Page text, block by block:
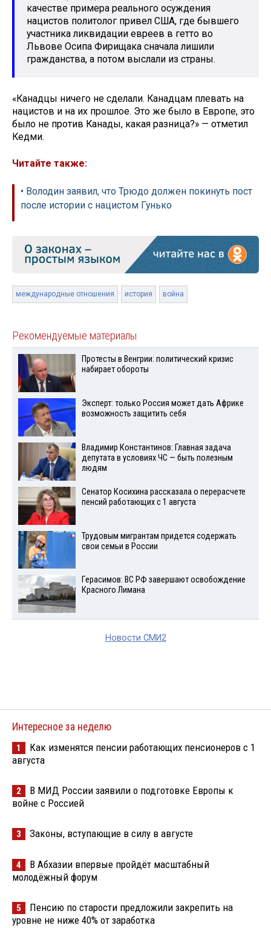
качестве примера реального осуждения
нацистов политолог привел США, где бывшего
участника ликвидации евреев в гетто во
Львове Осипа Фирищака сначала лишили
гражданства, а потом выслали из страны.
«Канадцы ничего не сделали. Канадцам плевать на
нацистов и на их прошлое. Это же было в Европе, это
было не против Канады, какая разница?» — отметил
Кедми.
Читайте также:
• Володин заявил, что Трюдо должен покинуть пост
после истории с нацистом Гунько
международные отношения история война
Рекомендуемые материалы
Протесты в Венгрии: политический кризис
набирает обороты
Эксперт: только Россия может дать Африке
возможность защитить себя
Владимир Константинов: Главная задача
депутата в условиях ЧС — быть полезным
людям
Сенатор Косихина рассказала о перерасчете
пенсий работающих с 1 августа
Трудовым мигрантам придется содержать
свои семьи в России
Герасимов: ВС РФ завершают освобождение
Красного Лимана
Новости СМИ2
Интересное за неделю
1
Как изменятся пенсии работающих пенсионеров с 1
августа
2
В МИД России заявили о подготовке Европы к
войне с Россией
3 Законы, вступающие в силу в августе
4
В Абхазии впервые пройдёт масштабный
молодёжный форум
5
Пенсию по старости предложили закрепить на
уровне не ниже 40% от заработка